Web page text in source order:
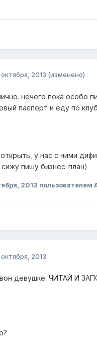
октября, 2013 (изменено)
нечего пока особо
паспорт и еду по
у нас с ними
пишу бизнес-план)
2013 пользователем
октября, 2013
девушке. ЧИТАЙ И